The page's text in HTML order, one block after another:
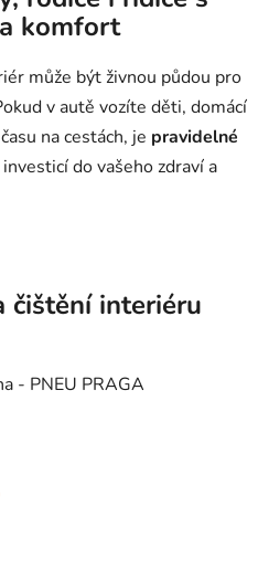
komfort
může být živnou půdou pro
v autě vozíte děti, domácí
na cestách, je pravidelné
do vašeho zdraví a
čištění interiéru
- PNEU PRAGA